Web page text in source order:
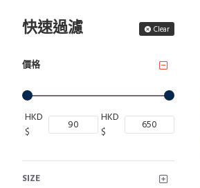
快速過濾 Clear
價格
HKD
$
HKD
$
SIZE